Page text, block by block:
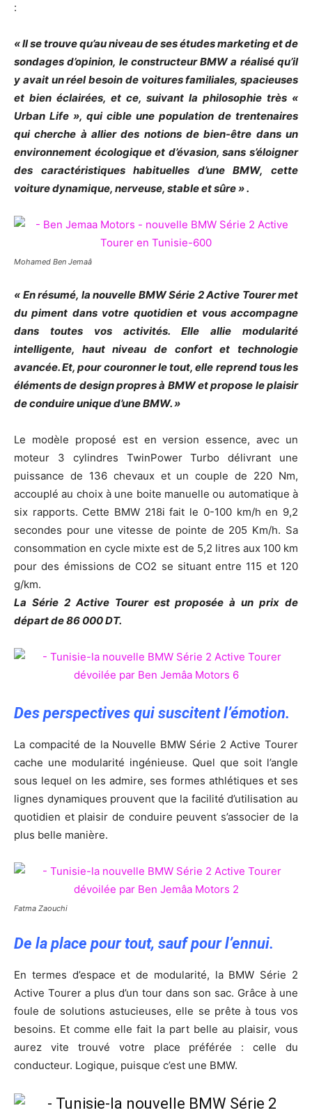
:
« Il se trouve qu’au niveau de ses études marketing et de
sondages d’opinion, le constructeur BMW a réalisé qu’il
y avait un réel besoin de voitures familiales, spacieuses
et bien éclairées, et ce, suivant la philosophie très «
Urban Life », qui cible une population de trentenaires
qui cherche à allier des notions de bien-être dans un
environnement écologique et d’évasion, sans s’éloigner
des caractéristiques habituelles d’une BMW, cette
voiture dynamique, nerveuse, stable et sûre » .
Mohamed Ben Jemaâ
« En résumé, la nouvelle BMW Série 2 Active Tourer met
du piment dans votre quotidien et vous accompagne
dans toutes vos activités. Elle allie modularité
intelligente, haut niveau de confort et technologie
avancée. Et, pour couronner le tout, elle reprend tous les
éléments de design propres à BMW et propose le plaisir
de conduire unique d’une BMW. »
Le modèle proposé est en version essence, avec un
moteur 3 cylindres TwinPower Turbo délivrant une
puissance de 136 chevaux et un couple de 220 Nm,
accouplé au choix à une boite manuelle ou automatique à
six rapports. Cette BMW 218i fait le 0-100 km/h en 9,2
secondes pour une vitesse de pointe de 205 Km/h. Sa
consommation en cycle mixte est de 5,2 litres aux 100 km
pour des émissions de CO2 se situant entre 115 et 120
g/km.
La Série 2 Active Tourer est proposée à un prix de
départ de 86 000 DT.
Des perspectives qui suscitent l’émotion.
La compacité de la Nouvelle BMW Série 2 Active Tourer
cache une modularité ingénieuse. Quel que soit l’angle
sous lequel on les admire, ses formes athlétiques et ses
lignes dynamiques prouvent que la facilité d’utilisation au
quotidien et plaisir de conduire peuvent s’associer de la
plus belle manière.
Fatma Zaouchi
De la place pour tout, sauf pour l’ennui.
En termes d’espace et de modularité, la BMW Série 2
Active Tourer a plus d’un tour dans son sac. Grâce à une
foule de solutions astucieuses, elle se prête à tous vos
besoins. Et comme elle fait la part belle au plaisir, vous
aurez vite trouvé votre place préférée : celle du
conducteur. Logique, puisque c’est une BMW.